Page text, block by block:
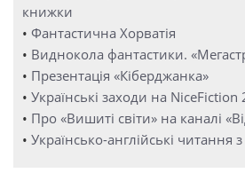
книжки
• Фантастична Хорватія
• Виднокола фантастики.
• Презентація «Кіберджанка»
• Українські заходи на NiceFiction
• Про «Вишиті світи» на каналі
• Українсько-англійські читання